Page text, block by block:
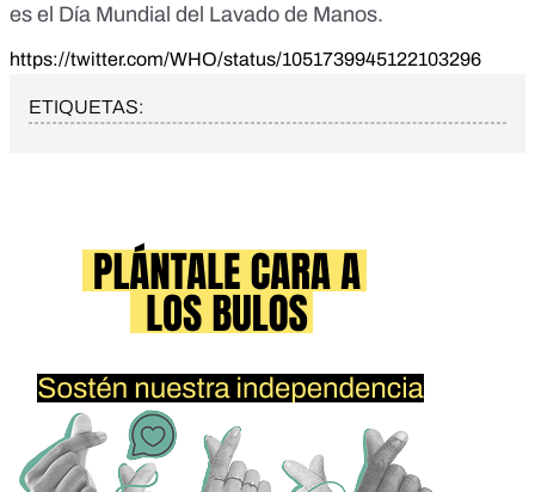
es el Día Mundial del Lavado de Manos.
https://twitter.com/WHO/status/1051739945122103296
ETIQUETAS: